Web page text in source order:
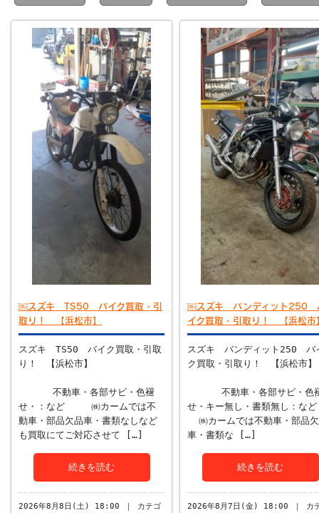
￼スズキ TS50 バイク買取・引
取り！ 【浜松市】
スズキ TS50 バイク買取・引取
り！ 【浜松市】
不動車・各部サビ・色褪
せ・：など ㈱カームでは不
動車・部品欠品車・書類なしなど
も買取にてご対応させて […]
続きを読む
2026年8月8日(土) 18:00 ｜ カテゴ
￼スズキ バンディット250
イク買取・引取り！ 【浜松市
スズキ バンディット250 バ
ク買取・引取り！ 【浜松市】
不動車・各部サビ・色
せ・キー無し・書類無し：な
㈱カームでは不動車・部品
車・書類な […]
続きを読む
2026年8月7日(金) 18:00 ｜ カ